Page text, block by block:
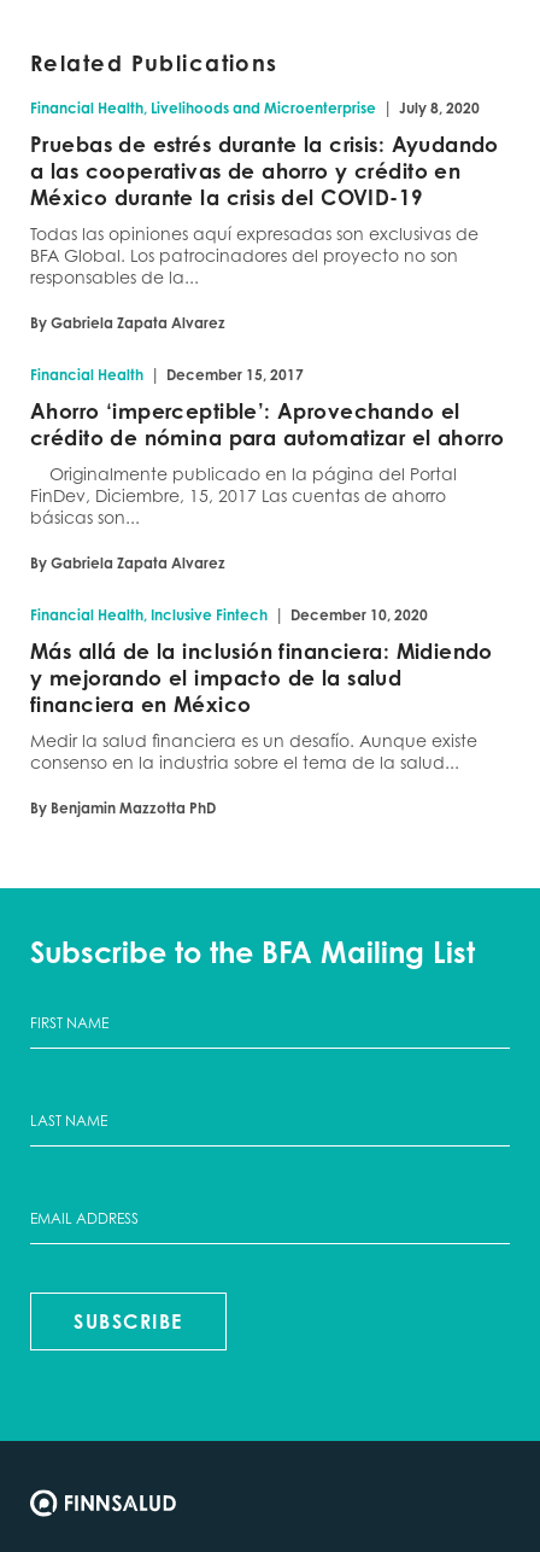
Related Publications
Financial Health, Livelihoods and Microenterprise | July 8, 2020
Pruebas de estrés durante la crisis: Ayudando
a las cooperativas de ahorro y crédito en
México durante la crisis del COVID-19
Todas las opiniones aquí expresadas son exclusivas de
BFA Global. Los patrocinadores del proyecto no son
responsables de la...
By Gabriela Zapata Alvarez
Financial Health | December 15, 2017
Ahorro ‘imperceptible’: Aprovechando el
crédito de nómina para automatizar el ahorro
Originalmente publicado en la página del Portal
FinDev, Diciembre, 15, 2017 Las cuentas de ahorro
básicas son...
By Gabriela Zapata Alvarez
Financial Health, Inclusive Fintech | December 10, 2020
Más allá de la inclusión financiera: Midiendo
y mejorando el impacto de la salud
financiera en México
Medir la salud financiera es un desafío. Aunque existe
consenso en la industria sobre el tema de la salud...
By Benjamin Mazzotta PhD
Subscribe to the BFA Mailing List
SUBSCRIBE